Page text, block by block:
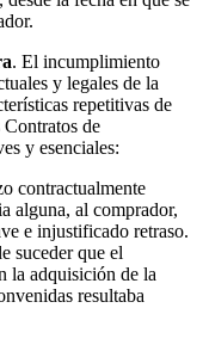
. El incumplimiento
y legales de la
repetitivas de
de
y esenciales:
contractualmente
alguna, al comprador,
e injustificado retraso.
suceder que el
la adquisición de la
resultaba